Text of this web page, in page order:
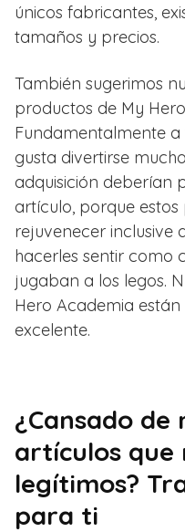
únicos fabricantes,
tamaños y precios.
También sugerimos
productos de My
Fundamentalmente a
gusta divertirse
adquisición deberían
artículo, porque
rejuvenecer inclusive
hacerles sentir como
jugaban a los legos.
Hero Academia
excelente.
¿Cansado de
artículos que
legítimos?
para ti